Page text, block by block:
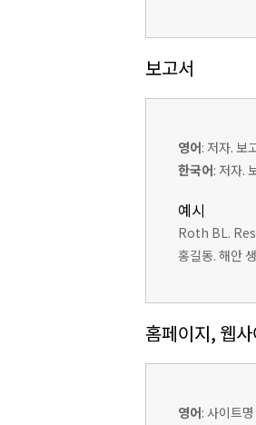
보고서
영어: 저자. 보
한국어: 저자.
예시
Roth BL.
홍길동. 해안
홈페이지, 웹
영어: 사이트